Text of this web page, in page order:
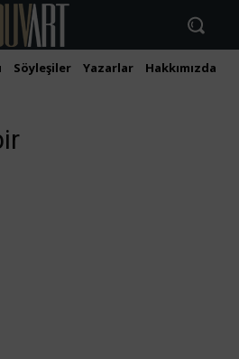
Söyleşiler Yazarlar Hakkımızda